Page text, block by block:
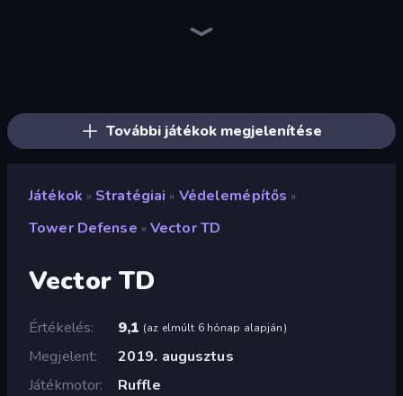
További játékok megjelenítése
Játékok » Stratégiai » Védelemépítős »
Tower Defense » Vector TD
Vector TD
Értékelés 9,1 (az elmúlt 6 hónap alapján)
Megjelent
2019. augusztus
Játékmotor
Ruffle